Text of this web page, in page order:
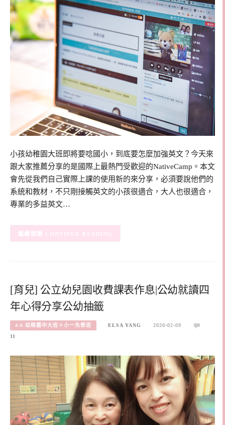
小孩幼稚園大班即將要唸國小，到底要怎麼加強英文？今天來
跟大家推薦分享的是國際上最熱門受歡迎的NativeCamp。本文
會先從我們自己實際上課的使用新的來分享，必須要說他們的
系統和教材，不只剛接觸英文的小孩很適合，大人也很適合，
專業的多益英文…
CONTINUE READING
[育兒] 公立幼兒園收費課表作息|公幼就讀四
年心得分享公幼抽籤
4-6 幼稚園中大班＋小一先修班 ELSA YANG
2020-02-09
11